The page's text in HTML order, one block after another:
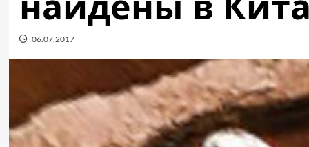
06.07.2017